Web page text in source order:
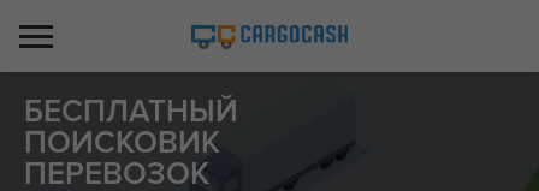
БЕСПЛАТНЫЙ
ПОИСКОВИК
ПЕРЕВОЗОК